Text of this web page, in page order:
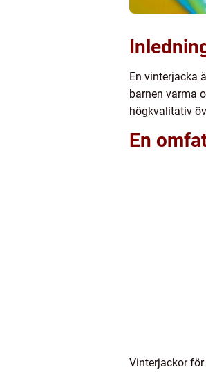
En vinterjacka
barnen varma
högkvalitativ
En
Vinterjackor